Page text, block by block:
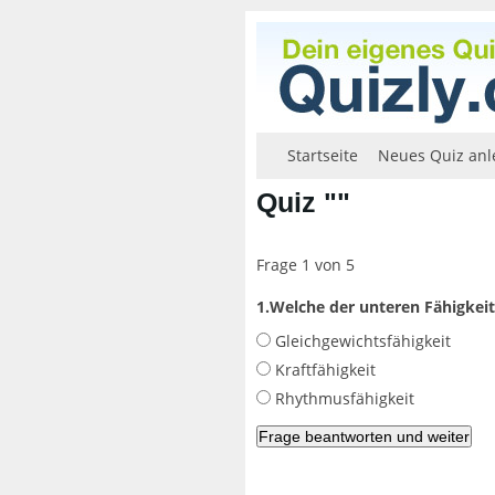
Startseite Neues Quiz
Quiz ""
Frage 1 von 5
1.Welche der unteren
Gleichgewichtsfähigkeit
Kraftfähigkeit
Rhythmusfähigkeit